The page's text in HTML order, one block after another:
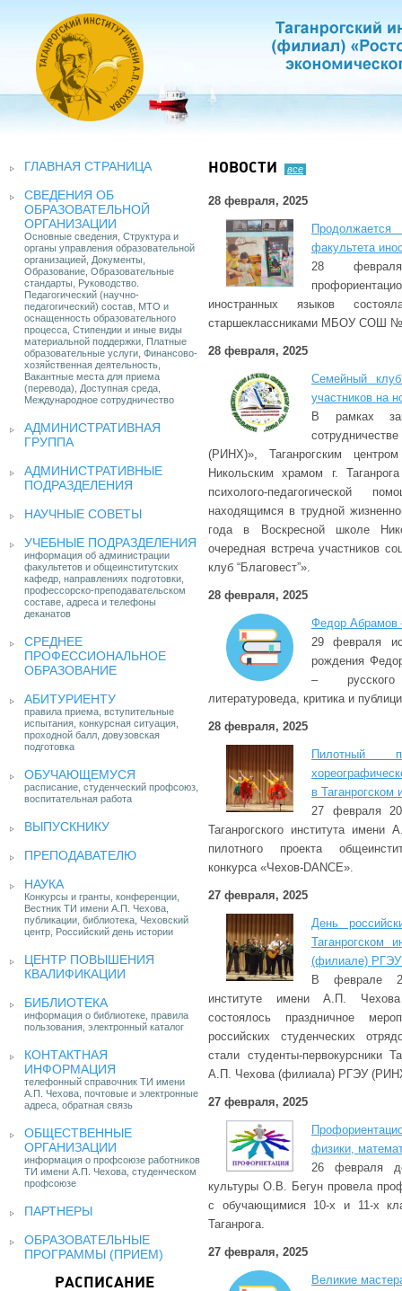
ГЛАВНАЯ СТРАНИЦА
СВЕДЕНИЯ ОБ
ОБРАЗОВАТЕЛЬНОЙ
ОРГАНИЗАЦИИ
Основные сведения, Структура и
органы управления образовательной
организацией, Документы,
Образование, Образовательные
стандарты, Руководство.
Педагогический (научно-
педагогический) состав, МТО и
оснащенность образовательного
процесса, Стипендии и иные виды
материальной поддержки, Платные
образовательные услуги, Финансово-
хозяйственная деятельность,
Вакантные места для приема
(перевода), Доступная среда,
Международное сотрудничество
АДМИНИСТРАТИВНАЯ
ГРУППА
АДМИНИСТРАТИВНЫЕ
ПОДРАЗДЕЛЕНИЯ
НАУЧНЫЕ СОВЕТЫ
УЧЕБНЫЕ ПОДРАЗДЕЛЕНИЯ
информация об администрации
факультетов и общеинститутских
кафедр, направлениях подготовки,
профессорско-преподавательском
составе, адреса и телефоны
деканатов
СРЕДНЕЕ
ПРОФЕССИОНАЛЬНОЕ
ОБРАЗОВАНИЕ
АБИТУРИЕНТУ
правила приема, вступительные
испытания, конкурсная ситуация,
проходной балл, довузовская
подготовка
ОБУЧАЮЩЕМУСЯ
расписание, студенческий профсоюз,
воспитательная работа
ВЫПУСКНИКУ
ПРЕПОДАВАТЕЛЮ
НАУКА
Конкурсы и гранты, конференции,
Вестник ТИ имени А.П. Чехова,
публикации, библиотека, Чеховский
центр, Российский день истории
ЦЕНТР ПОВЫШЕНИЯ
КВАЛИФИКАЦИИ
БИБЛИОТЕКА
информация о библиотеке, правила
пользования, электронный каталог
КОНТАКТНАЯ
ИНФОРМАЦИЯ
телефонный справочник ТИ имени
А.П. Чехова, почтовые и электронные
адреса, обратная связь
ОБЩЕСТВЕННЫЕ
ОРГАНИЗАЦИИ
информация о профсоюзе работников
ТИ имени А.П. Чехова, студенческом
профсоюзе
ПАРТНЕРЫ
ОБРАЗОВАТЕЛЬНЫЕ
ПРОГРАММЫ (ПРИЕМ)
РАСПИСАНИЕ
НОВОСТИ все
28 февраля, 2025
Продолжается
факультета
28
иностранных языков
старшеклассниками МБОУ СОШ
28 февраля, 2025
Семейный
участников на
В рамках
(РИНХ)», Таганрогским
Никольским храмом г.
психолого-
находящимся в трудной
года в Воскресной школе
очередная встреча участников
клуб “Благовест”».
28 февраля, 2025
Федор Абрамов
29 февраля
рождения
– русского
литературоведа, критика и
28 февраля, 2025
Пилотный
в
27 февраля
Таганрогского института
пилотного проекта
конкурса «Чехов-DANCE».
27 февраля, 2025
День
Таганрогском
(филиале)
В феврале
институте имени А.П.
состоялось праздничное
российских студенческих
стали студенты-первокурсники
А.П. Чехова (филиала) РГЭУ
27 февраля, 2025
физики,
26 февраля
культуры О.В. Бегун провела
с обучающимися 10-х и 11-х
Таганрога.
27 февраля, 2025
Великие